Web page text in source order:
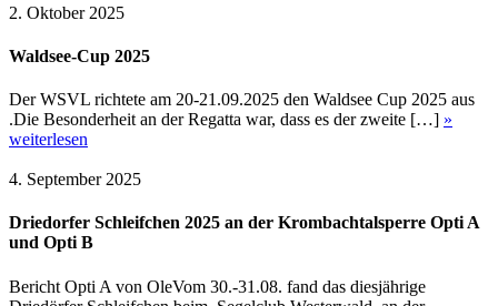
2. Oktober 2025
Waldsee-Cup 2025
Der WSVL richtete am 20-21.09.2025 den Waldsee Cup 2025 aus
.Die Besonderheit an der Regatta war, dass es der zweite […] »
weiterlesen
4. September 2025
Driedorfer Schleifchen 2025 an der Krombachtalsperre Opti A
und Opti B
Bericht Opti A von OleVom 30.-31.08. fand das diesjährige